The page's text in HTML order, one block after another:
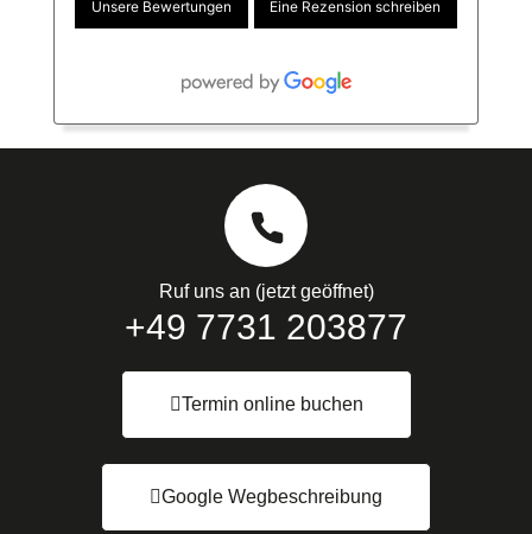
Unsere Bewertungen Eine Rezension schreiben
Ruf uns an (jetzt geöffnet)
+49 7731 203877
Termin online buchen
Google Wegbeschreibung